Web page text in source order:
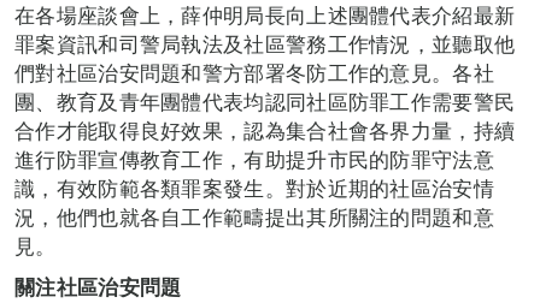
在各場座談會上，薛仲明局長向上述團體代表介紹最新
罪案資訊和司警局執法及社區警務工作情況，並聽取他
們對社區治安問題和警方部署冬防工作的意見。各社
團、教育及青年團體代表均認同社區防罪工作需要警民
合作才能取得良好效果，認為集合社會各界力量，持續
進行防罪宣傳教育工作，有助提升市民的防罪守法意
識，有效防範各類罪案發生。對於近期的社區治安情
況，他們也就各自工作範疇提出其所關注的問題和意
見。
關注社區治安問題